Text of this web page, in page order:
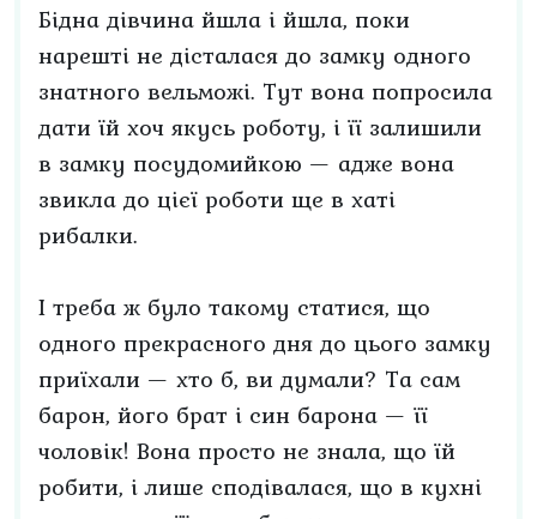
Бідна дівчина йшла і йшла, поки
нарешті не дісталася до замку одного
знатного вельможі. Тут вона попросила
дати їй хоч якусь роботу, і її залишили
в замку посудомийкою — адже вона
звикла до цієї роботи ще в хаті
рибалки.
І треба ж було такому статися, що
одного прекрасного дня до цього замку
приїхали — хто б, ви думали? Та сам
барон, його брат і син барона — її
чоловік! Вона просто не знала, що їй
робити, і лише сподівалася, що в кухні